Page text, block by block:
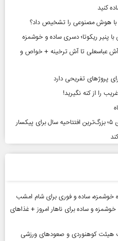
با هوش مصنوعی را تشخیص داد؟
پنیر ریکوتا؛ دسری ساده و خوشمزه
آش عباسعلی تا آش ترخینه + خواص و
پروژهای تفریحی دارد
را از کنه نگیرید!
کنم؟ | ۲۰ پیشنهاد خوشمزه و ساده برای ناهار امروز + غذاهای
هیئت کوهنوردی و صعودهای ورزشی